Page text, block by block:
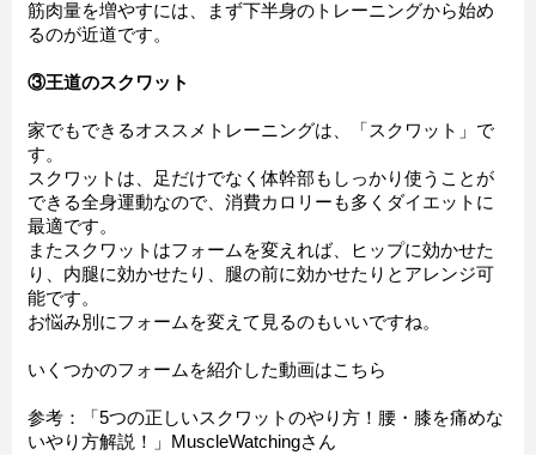
筋肉量を増やすには、まず下半身のトレーニングから始め
るのが近道です。
③王道のスクワット
家でもできるオススメトレーニングは、「スクワット」で
す。
スクワットは、足だけでなく体幹部もしっかり使うことが
できる全身運動なので、消費カロリーも多くダイエットに
最適です。
またスクワットはフォームを変えれば、ヒップに効かせた
り、内腿に効かせたり、腿の前に効かせたりとアレンジ可
能です。
お悩み別にフォームを変えて見るのもいいですね。
いくつかのフォームを紹介した動画はこちら
参考：「5つの正しいスクワットのやり方！腰・膝を痛めな
いやり方解説！」MuscleWatchingさん